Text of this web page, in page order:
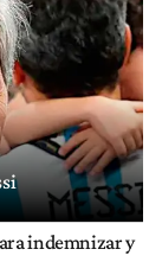
indemnizar y